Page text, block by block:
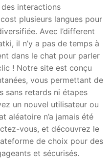
interactions
plusieurs langues pour
Avec l’different
il n’y a pas de temps à
dans le chat pour parler
! Notre site est conçu
vous permettant de
sans retards ni étapes
un nouvel utilisateur ou
aléatoire n’a jamais été
vous, et découvrez le
de choix pour des
et sécurisés.